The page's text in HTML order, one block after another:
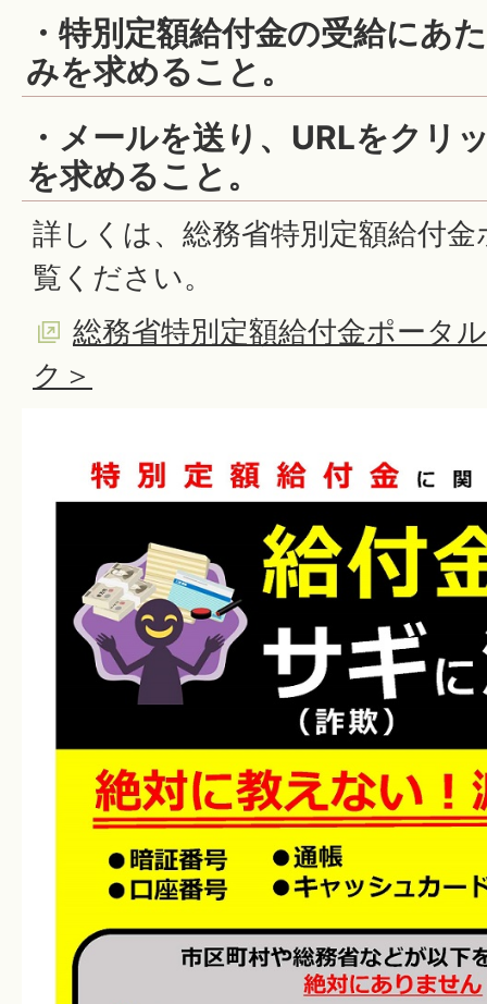
・特別定額給付金の受給にあ
みを求めること。
・メールを送り、URLをクリ
を求めること。
詳しくは、総務省特別定額給付
覧ください。
総務省特別定額給付金ポータ
ク＞